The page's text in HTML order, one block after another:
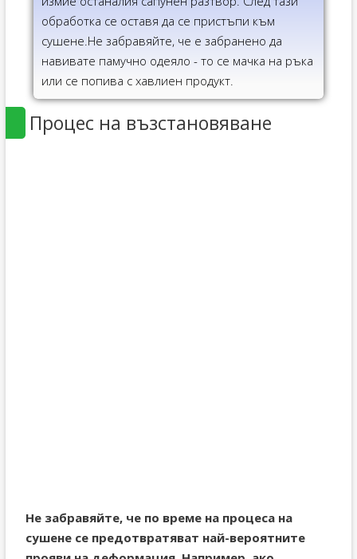
обработка се оставя да се пристъпи към
сушене.Не забравяйте, че е забранено да
навивате памучно одеяло - то се мачка на ръка
или се попива с хавлиен продукт.
Процес на възстановяване
Не забравяйте, че по време на процеса на
сушене се предотвратяват най-вероятните